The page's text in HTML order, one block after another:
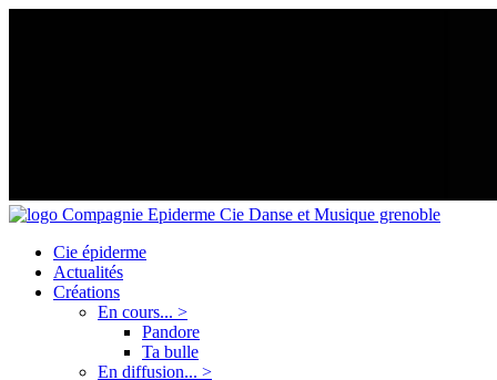
Cie épiderme
Actualités
Créations
En cours... >
Pandore
Ta bulle
En diffusion... >